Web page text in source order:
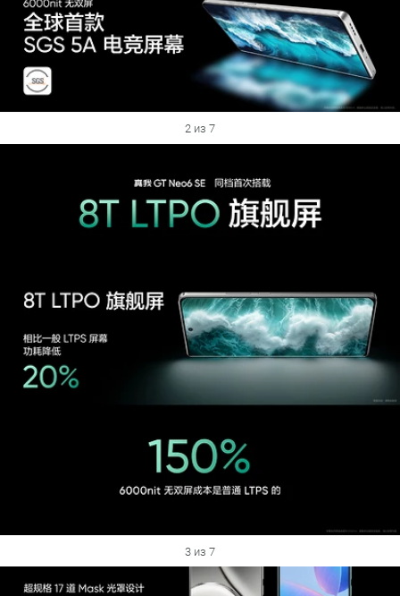
2 из 7
3 из 7